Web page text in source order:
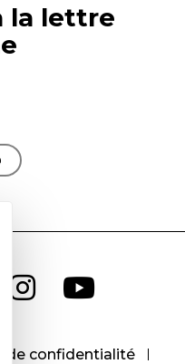
la lettre
de confidentialité